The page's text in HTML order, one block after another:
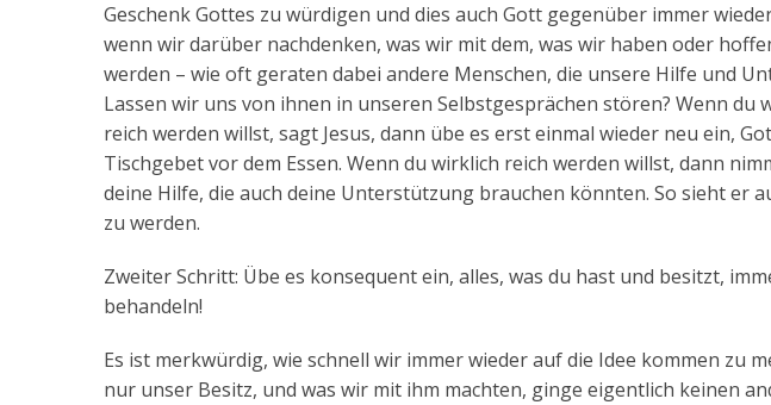
Geschenk Gottes zu würdigen und dies auch Gott gegenüber immer
wenn wir darüber nachdenken, was wir mit dem, was wir haben oder
werden – wie oft geraten dabei andere Menschen, die unsere Hilfe und
Lassen wir uns von ihnen in unseren Selbstgesprächen stören? Wenn du
reich werden willst, sagt Jesus, dann übe es erst einmal wieder neu ein,
Tischgebet vor dem Essen. Wenn du wirklich reich werden willst, dann
deine Hilfe, die auch deine Unterstützung brauchen könnten. So sieht er
zu werden.
Zweiter Schritt: Übe es konsequent ein, alles, was du hast und besitzt,
behandeln!
Es ist merkwürdig, wie schnell wir immer wieder auf die Idee kommen zu
nur unser Besitz, und was wir mit ihm machten, ginge eigentlich keinen